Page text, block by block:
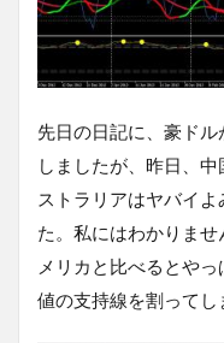
先日の日記に、豪ド
しましたが、昨日、
ストラリアはヤバイよ
た。私にはわかりま
メリカと比べるとや
値の支持線を割ってし